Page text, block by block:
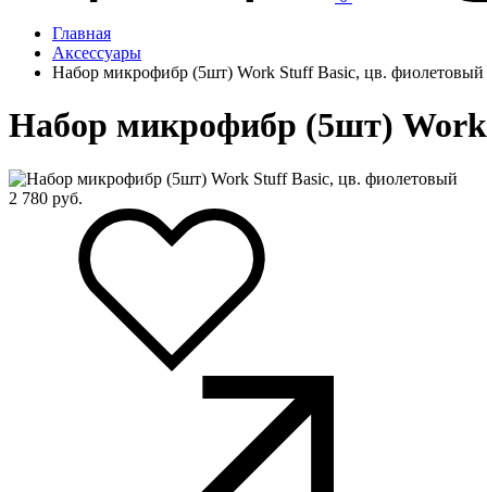
Главная
Аксессуары
Набор микрофибр (5шт) Work Stuff Basic, цв. фиолетовый
Набор микрофибр (5шт)
2 780 руб.